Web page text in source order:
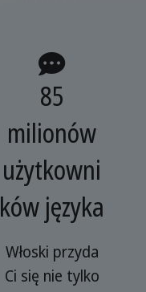
85
milionów
użytkowni
ków języka
Włoski przyda
Ci się nie tylko